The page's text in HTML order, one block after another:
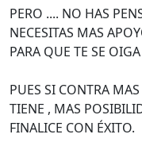
PERO .... NO HAS
NECESITAS MAS
PARA QUE TE SE OIGA
PUES SI CONTRA
TIENE , MAS
FINALICE CON ÉXITO.